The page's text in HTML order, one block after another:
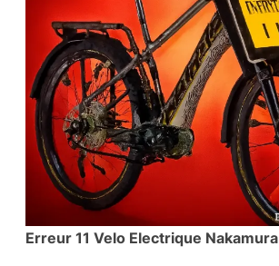
Erreur 11 Velo Electrique Nakamura